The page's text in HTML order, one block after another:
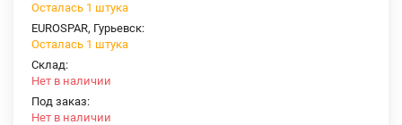
Осталась 1 штука
EUROSPAR, Гурьевск:
Осталась 1 штука
Склад:
Нет в наличии
Под заказ:
Нет в наличии